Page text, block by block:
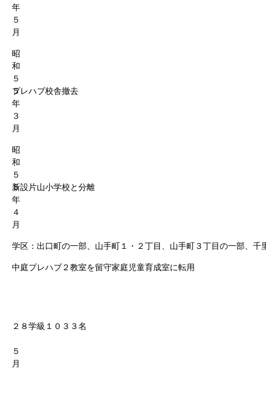
年
５
月
昭
和
５
５
年
３
月
プレハブ校舎撤去
昭
和
５
５
年
４
月
新設片山小学校と分離
学区：出口町の一部、山手町１・２丁目、山手町３丁目の一部、千
中庭プレハブ２教室を留守家庭児童育成室に転用
５
月
２８学級１０３３名